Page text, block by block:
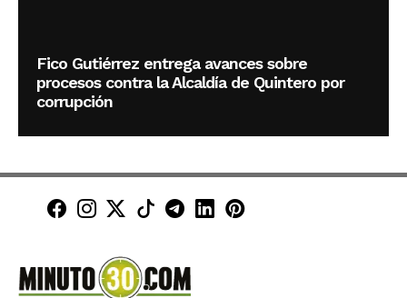
Fico Gutiérrez entrega avances sobre
procesos contra la Alcaldía de Quintero por
corrupción
Minuto30 en Facebook
Minuto30 en Instagram
Minuto30 en X (Twitter)
Minuto30 en TikTok
Canal de Minuto30 en
Minuto30 en LinkedIn
Minuto30 en